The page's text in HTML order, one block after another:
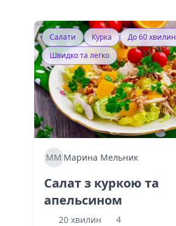
Салати Курка
До 60 хвилин
Швидко та легко
ММ Марина Мельник
Салат з куркою та
апельсином
20 хвилин
4